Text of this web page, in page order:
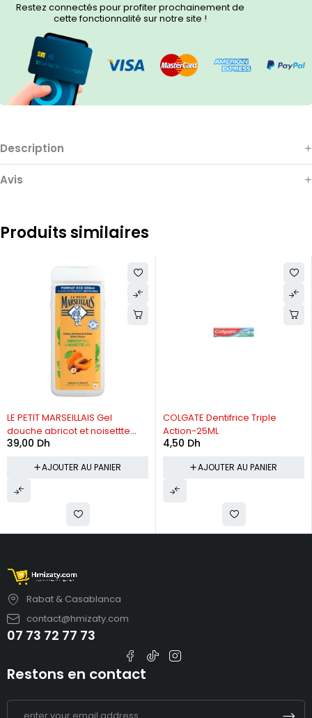
Restez connectés pour profiter prochainement de
cette fonctionnalité sur notre site !
Description
Avis
Produits similaires
LE PETIT MARSEILLAIS Gel
douche abricot et noisettte
650ml
39,00 Dh
AJOUTER AU PANIER
COLGATE Dentifrice Triple
Action-25ML
4,50 Dh
AJOUTER AU PANIER
Rabat & Casablanca
contact@hmizaty.com
07 73 72 77 73
Restons en contact